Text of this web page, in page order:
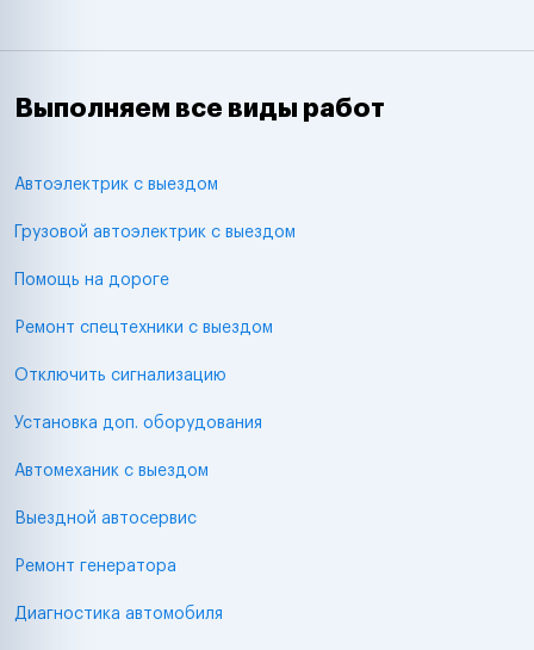
Выполняем все виды работ
Автоэлектрик с выездом
Грузовой автоэлектрик с выездом
Помощь на дороге
Ремонт спецтехники с выездом
Отключить сигнализацию
Установка доп. оборудования
Автомеханик с выездом
Выездной автосервис
Ремонт генератора
Диагностика автомобиля